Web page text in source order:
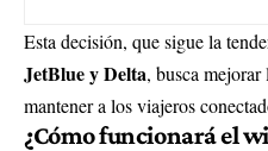
Esta decisión, que sigue la
JetBlue y Delta, busca
mantener a los viajeros
¿Cómo funcionará el